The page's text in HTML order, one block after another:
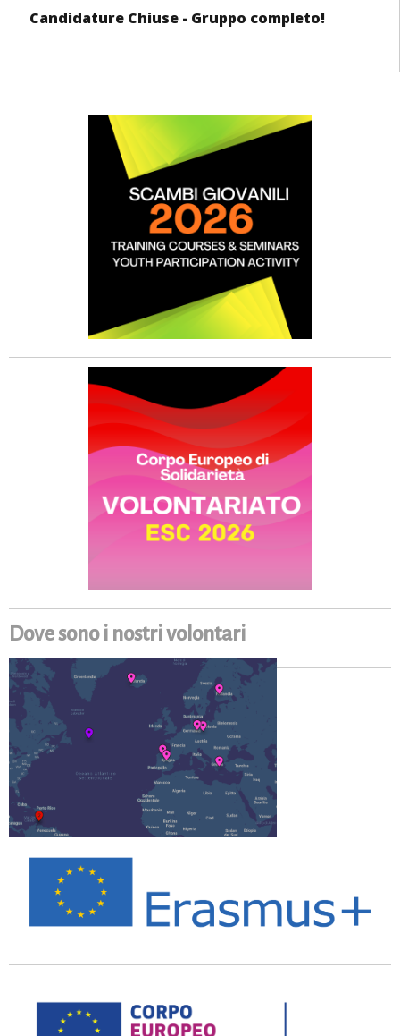
Candidature Chiuse - Gruppo completo!
Dove sono i nostri volontari